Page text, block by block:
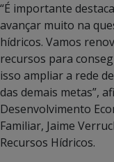
“É importante
avançar muito na
hídricos. Vamos
recursos para
isso ampliar a rede
das demais metas”,
Desenvolvimento
Familiar, Jaime
Recursos Hídricos.